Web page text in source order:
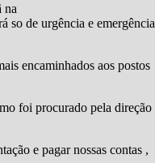
na
so de urgência e emergência
encaminhados aos postos
foi procurado pela direção
e pagar nossas contas ,